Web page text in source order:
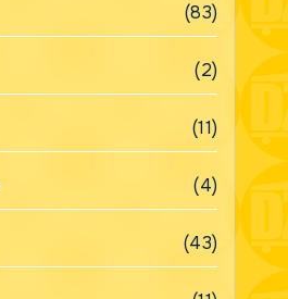
(83)
(2)
(11)
(4)
(43)